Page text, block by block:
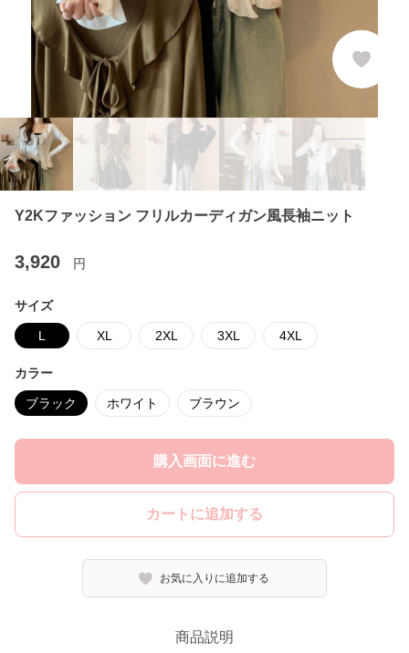
Y2Kファッション フリルカーディガン風長袖ニット
3,920 円
サイズ
L XL 2XL 3XL 4XL
カラー
ブラック ホワイト ブラウン
購入画面に進む
カートに追加する
お気に入りに追加する
商品説明